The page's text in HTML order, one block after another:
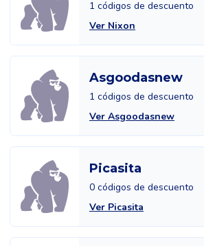
1 códigos de descuento
Ver Nixon
Asgoodasnew
1 códigos de descuento
Ver Asgoodasnew
Picasita
0 códigos de descuento
Ver Picasita